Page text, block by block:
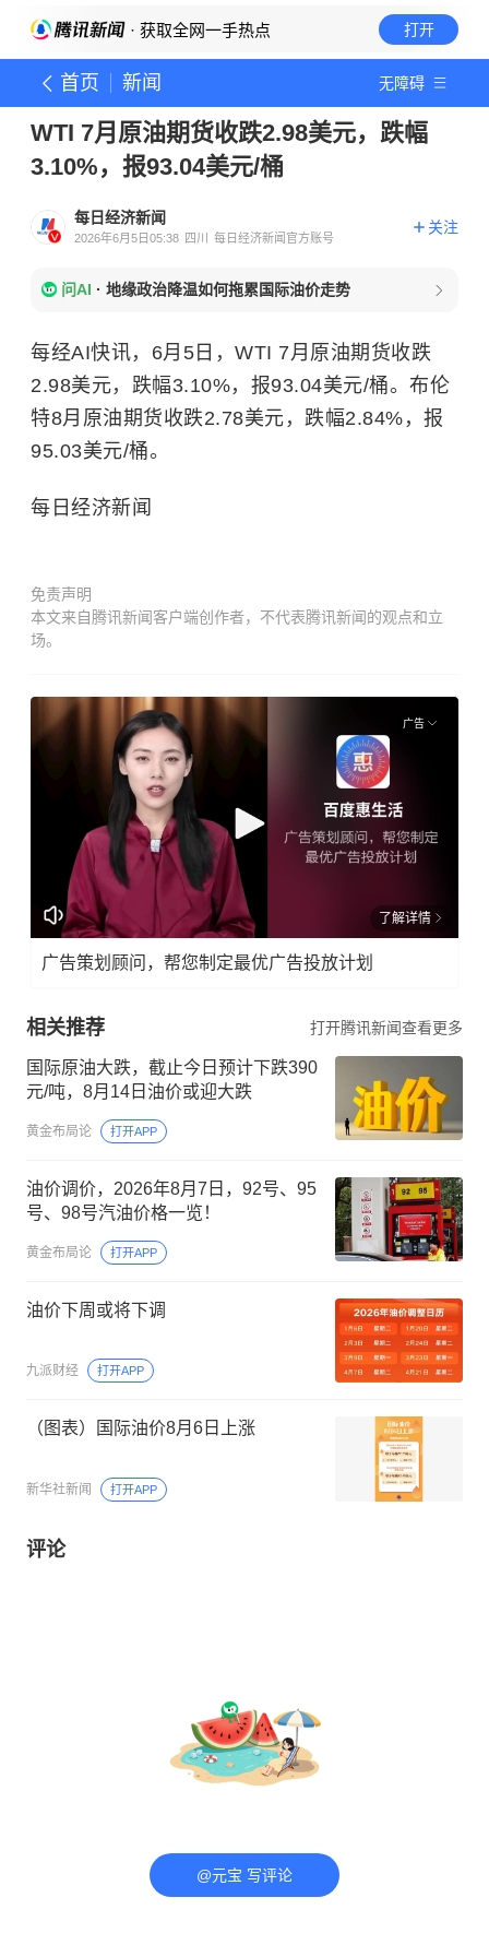
· 获取全网一手热点 打开
首页 新闻 无障碍
WTI 7月原油期货收跌2.98美元，跌幅
3.10%，报93.04美元/桶
每日经济新闻
2026年6月5日05:38 四川 每日经济新闻官方账号
关注
问AI · 地缘政治降温如何拖累国际油价走势
每经AI快讯，6月5日，WTI 7月原油期货收跌
2.98美元，跌幅3.10%，报93.04美元/桶。布伦
特8月原油期货收跌2.78美元，跌幅2.84%，报
95.03美元/桶。
每日经济新闻
免责声明
本文来自腾讯新闻客户端创作者，不代表腾讯新闻的观点和立
场。
广告
了解详情
广告策划顾问，帮您制定最优广告投放计划
相关推荐 打开腾讯新闻查看更多
国际原油大跌，截止今日预计下跌390
元/吨，8月14日油价或迎大跌
黄金布局论 打开APP
油价调价，2026年8月7日，92号、95
号、98号汽油价格一览！
黄金布局论 打开APP
油价下周或将下调
九派财经 打开APP
（图表）国际油价8月6日上涨
新华社新闻 打开APP
评论
@元宝 写评论